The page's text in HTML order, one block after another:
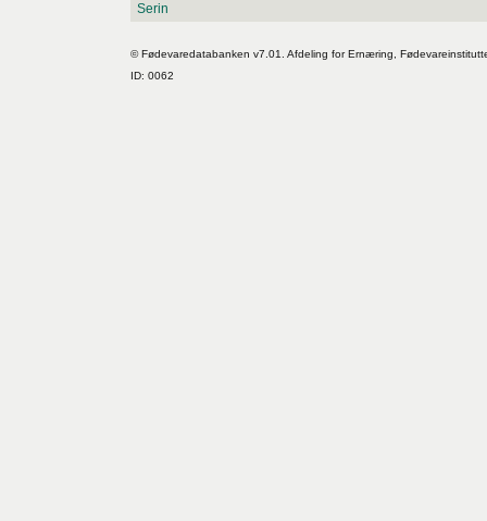
Serin
© Fødevaredatabanken v7.01. Afdeling for Ernæring,
ID: 0062